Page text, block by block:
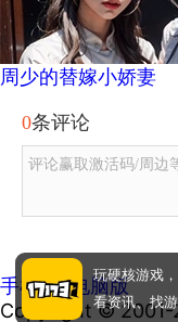
周少的替嫁小娇妻
0条评论
评论赢取激活码/周边
手机版|电脑版
Copyright © 2001-
玩硬核游戏
看资讯、找